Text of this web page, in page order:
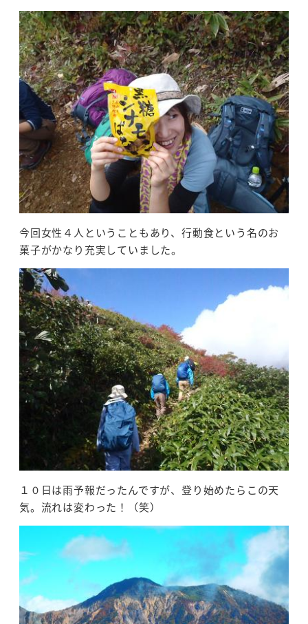
今回女性４人ということもあり、行動食という名のお
菓子がかなり充実していました。
１０日は雨予報だったんですが、登り始めたらこの天
気。流れは変わった！（笑）